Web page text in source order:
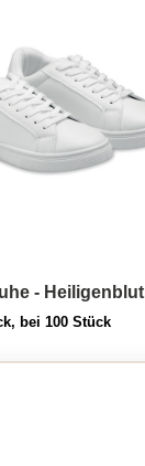
- Heiligenblut
bei 100 Stück